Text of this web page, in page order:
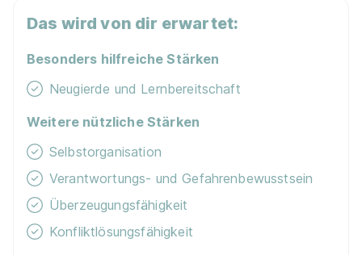
Das wird von dir erwartet:
Besonders hilfreiche Stärken
Neugierde und Lernbereitschaft
Weitere nützliche Stärken
Selbstorganisation
Verantwortungs- und Gefahrenbewusstsein
Überzeugungsfähigkeit
Konfliktlösungsfähigkeit